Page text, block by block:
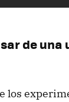
de una
los